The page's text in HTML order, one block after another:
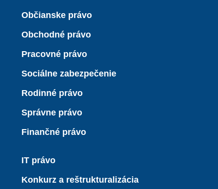
Občianske právo
Obchodné právo
Pracovné právo
Sociálne zabezpečenie
Rodinné právo
Správne právo
Finančné právo
IT právo
Konkurz a reštrukturalizácia